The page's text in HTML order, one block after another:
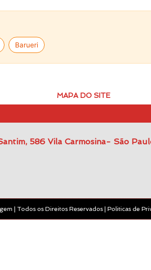
Barueri
MAPA DO SITE
586 Vila Carmosina- São
| Todos os Direitos Reservados | Politicas de